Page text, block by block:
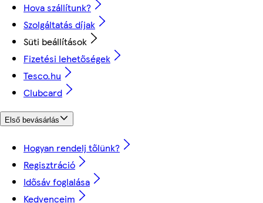
Hova szállítunk?
Szolgáltatás díjak
Süti beállítások
Fizetési lehetőségek
Tesco.hu
Clubcard
Első bevásárlás
Hogyan rendelj tőlünk?
Regisztráció
Idősáv foglalása
Kedvenceim